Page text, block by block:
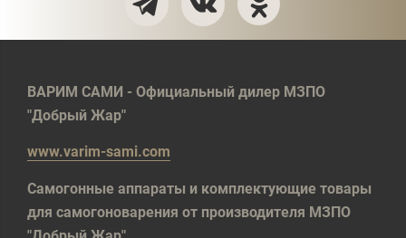
ВАРИМ САМИ - Официальный дилер МЗПО
"Добрый Жар"
www.varim-sami.com
Самогонные аппараты и комплектующие товары
для самогоноварения от производителя МЗПО